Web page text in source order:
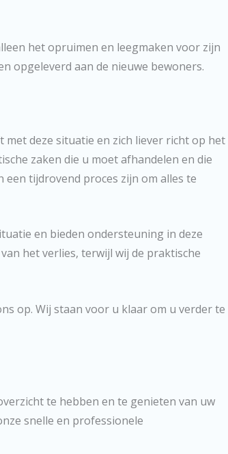
het opruimen en leegmaken voor zijn
opgeleverd aan de nieuwe bewoners.
deze situatie en zich liever richt op het
zaken die u moet afhandelen en die
tijdrovend proces zijn om alles te
en bieden ondersteuning in deze
het verlies, terwijl wij de praktische
op. Wij staan voor u klaar om u verder te
te hebben en te genieten van uw
snelle en professionele